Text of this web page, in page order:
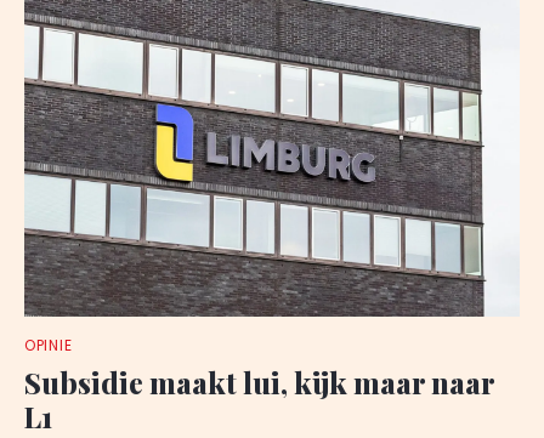
OPINIE
Subsidie maakt lui, kijk maar naar
L1